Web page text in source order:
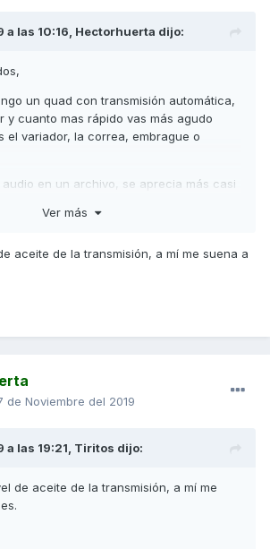
a las 10:16, Hectorhuerta dijo:
un quad con transmisión automática,
y cuanto mas rápido vas más agudo
el variador, la correa, embrague o
en un archivo, se aprecia más casi
Ver más
aceite de la transmisión, a mí me suena a
de Noviembre del 2019
a las 19:21, Tiritos dijo:
de aceite de la transmisión, a mí me